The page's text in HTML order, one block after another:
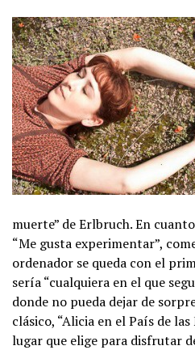
muerte” de Erlbruch. En
“Me gusta experimentar”,
ordenador se queda con el
sería “cualquiera en el que
donde no pueda dejar de
clásico, “Alicia en el País de
lugar que elige para disfrutar